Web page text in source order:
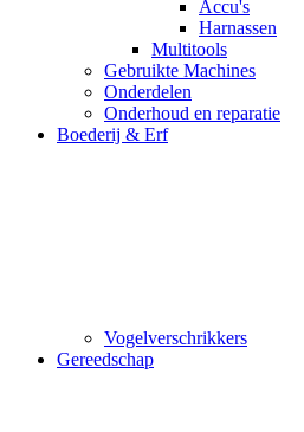
Accu's
Harnassen
Multitools
Gebruikte Machines
Onderdelen
Onderhoud en reparatie
Boederij & Erf
Vogelverschrikkers
Gereedschap